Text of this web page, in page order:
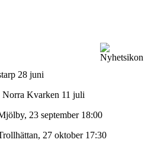
28 juni
Kvarken 11 juli
23 september 18:00
27 oktober 17:30